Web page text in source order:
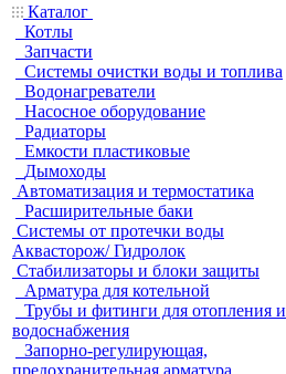
Каталог
Котлы
Запчасти
Системы очистки воды и топлива
Водонагреватели
Насосное оборудование
Радиаторы
Емкости пластиковые
Дымоходы
Автоматизация и термостатика
Расширительные баки
Системы от протечки воды
Аквасторож/ Гидролок
Стабилизаторы и блоки защиты
Арматура для котельной
Трубы и фитинги для отопления и
водоснабжения
Запорно-регулирующая,
предохранительная арматура